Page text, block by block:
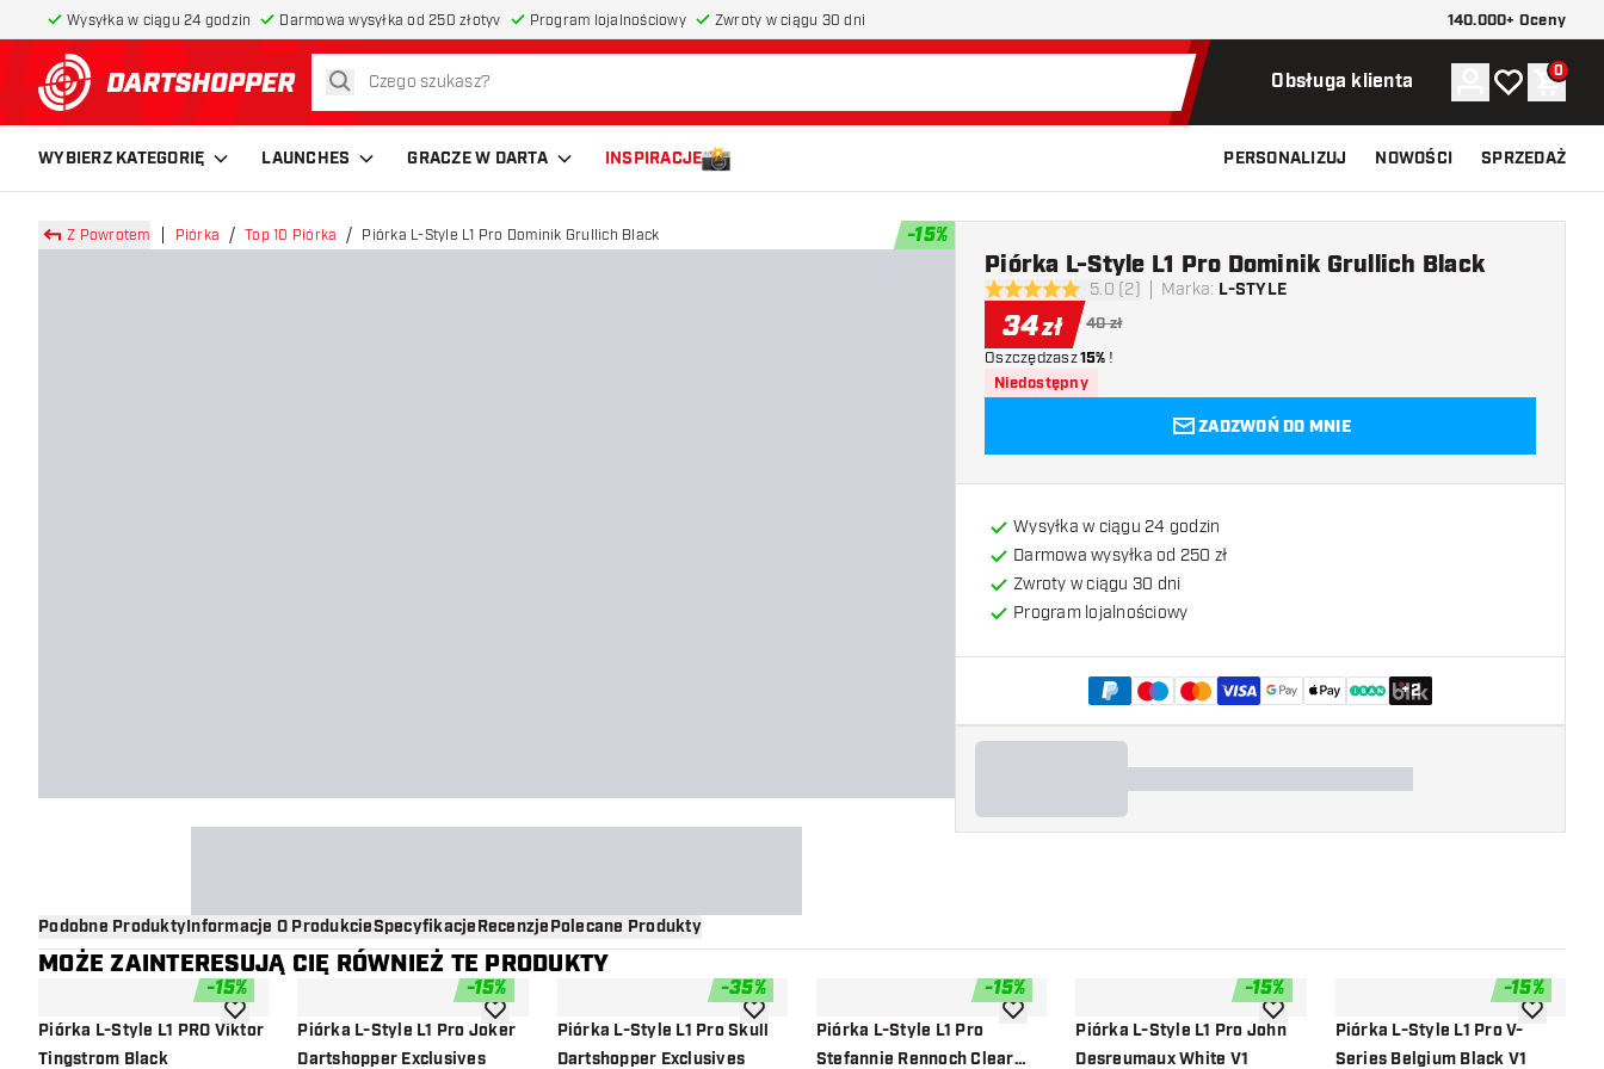
Wysyłka w ciągu 24 godzin Darmowa wysyłka od 250 złotyv Program lojalnościowy Zwroty w ciągu 30 dni 140.000+ Oceny
powrót do strony głównej
szukaj Obsługa klienta Konto
Moja listaKoszyk
0
WYBIERZ KATEGORIĘ LAUNCHES GRACZE W DARTA INSPIRACJE PERSONALIZUJ NOWOŚCI SPRZEDAŻ
Z Powrotem Piórka Top 10 Piórka Piórka L-Style L1 Pro Dominik Grullich Black -15%
5 gwiazdki oceny5.0 (2) Marka: L-STYLE
Piórka L-Style L1 Pro Dominik Grullich Black
34zł 40 zł
Oszczędzasz15% !
Niedostępny
ZADZWOŃ DO MNIE
Wysyłka w ciągu 24 godzin
Darmowa wysyłka od 250 zł
Zwroty w ciągu 30 dni
Program lojalnościowy
+2
Podobne ProduktyInformacje O ProdukcieSpecyfikacjeRecenzjePolecane Produkty
MOŻE ZAINTERESUJĄ CIĘ RÓWNIEŻ TE PRODUKTY
-15%
Piórka L-Style L1 PRO Viktor
Tingstrom Black
dodaj do listy życzeń
-15%
Piórka L-Style L1 Pro Joker
Dartshopper Exclusives
dodaj do listy życzeń
-35%
Piórka L-Style L1 Pro Skull
Dartshopper Exclusives
dodaj do listy życzeń
-15%
Piórka L-Style L1 Pro
Stefannie Rennoch Clear
dodaj do listy życzeń
-15%
Piórka L-Style L1 Pro John
Desreumaux White V1
dodaj do listy życzeń
-15%
Piórka L-Style L1 Pro V-
Series Belgium Black V1
dodaj do